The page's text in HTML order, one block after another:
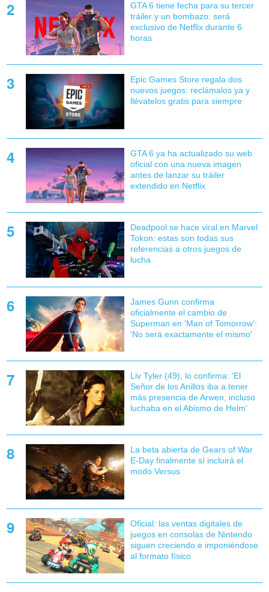
GTA 6 tiene fecha para su tercer
tráiler y un bombazo: será
exclusivo de Netflix durante 6
horas
Epic Games Store regala dos
nuevos juegos: reclámalos ya y
llévatelos gratis para siempre
GTA 6 ya ha actualizado su web
oficial con una nueva imagen
antes de lanzar su tráiler
extendido en Netflix
Deadpool se hace viral en Marvel
Tokon: estas son todas sus
referencias a otros juegos de
lucha
James Gunn confirma
oficialmente el cambio de
Superman en 'Man of Tomorrow':
'No será exactamente el mismo'
Liv Tyler (49), lo confirma: 'El
Señor de los Anillos iba a tener
más presencia de Arwen, incluso
luchaba en el Abismo de Helm'
La beta abierta de Gears of War
E-Day finalmente sí incluirá el
modo Versus
Oficial: las ventas digitales de
juegos en consolas de Nintendo
siguen creciendo e imponiéndose
al formato físico